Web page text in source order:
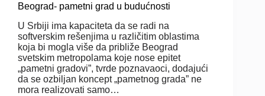
Beograd- pametni grad u budućnosti
U Srbiji ima kapaciteta da se radi na
softverskim rešenjima u različitim oblastima
koja bi mogla više da približe Beograd
svetskim metropolama koje nose epitet
„pametni gradovi”, tvrde poznavaoci, dodajući
da se ozbiljan koncept „pametnog grada” ne
mora realizovati samo…